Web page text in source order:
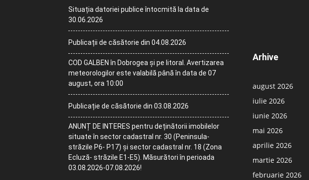
Situația datoriei publice întocmită la data de
30.06.2026
Publicații de căsătorie din 04.08.2026
COD GALBEN în Dobrogea și pe litoral. Avertizarea
meteorologilor este valabilă până în data de 07
august, ora 10:00
Publicație de căsătorie din 03.08.2026
ANUNȚ DE INTERES pentru deținătorii imobilelor
situate în sector cadastral nr. 30 (Peninsula-
străzile P6- P17) și sector cadastral nr. 18 (Zona
Ecluză- străzile E1-E5). Măsurători în perioada
03.08.2026-07.08.2026!
Arhive
august 2026
iulie 2026
iunie 2026
mai 2026
aprilie 2026
martie 2026
februarie 2026